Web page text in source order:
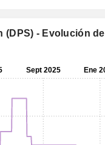
(DPS) - Evolución